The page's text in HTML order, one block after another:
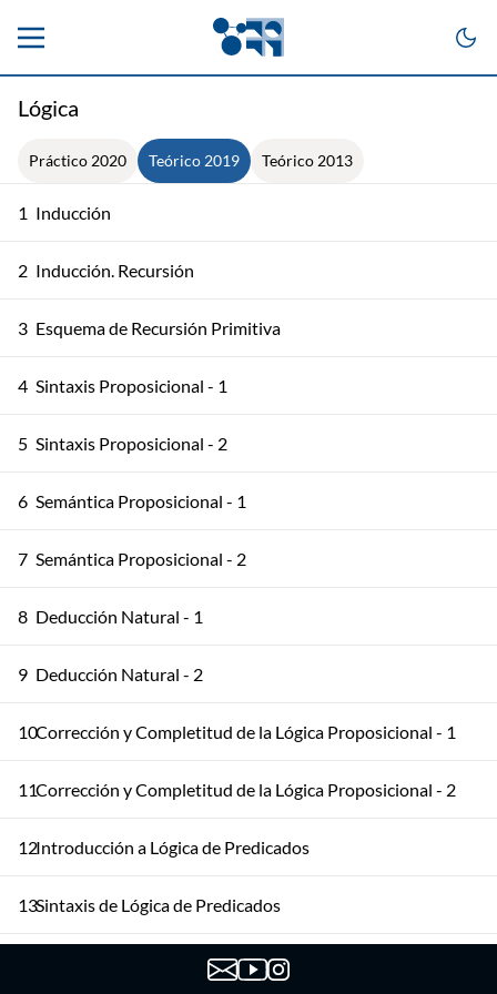
Lógica
Práctico 2020 Teórico 2019 Teórico 2013
1 Inducción
2 Inducción. Recursión
3 Esquema de Recursión Primitiva
4 Sintaxis Proposicional - 1
5 Sintaxis Proposicional - 2
6 Semántica Proposicional - 1
7 Semántica Proposicional - 2
8 Deducción Natural - 1
9 Deducción Natural - 2
10Corrección y Completitud de la Lógica Proposicional - 1
11Corrección y Completitud de la Lógica Proposicional - 2
12Introducción a Lógica de Predicados
13Sintaxis de Lógica de Predicados
Semántica de la Lógica de Predicados - 1